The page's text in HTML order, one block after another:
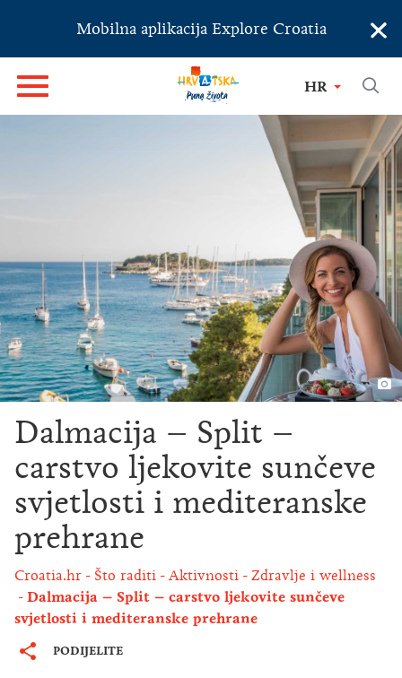
Mobilna aplikacija Explore Croatia ×
HR
Dalmacija – Split –
carstvo ljekovite sunčeve
svjetlosti i mediteranske
prehrane
Croatia.hr Što raditi Aktivnosti Zdravlje i wellness
Dalmacija – Split – carstvo ljekovite sunčeve
svjetlosti i mediteranske prehrane
PODIJELITE